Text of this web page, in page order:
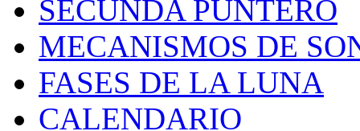
SECUNDA PUNTERO
MECANISMOS DE
FASES DE LA LUNA
CALENDARIO